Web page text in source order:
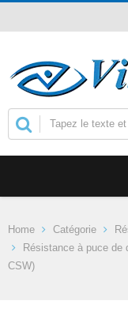
Home Catégorie
Résistance à puce de
CSW)